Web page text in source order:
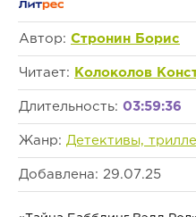
Автор: Стронин Борис
Читает: Колоколов
Длительность: 03:59:36
Жанр: Детективы,
Добавлена: 29.07.25